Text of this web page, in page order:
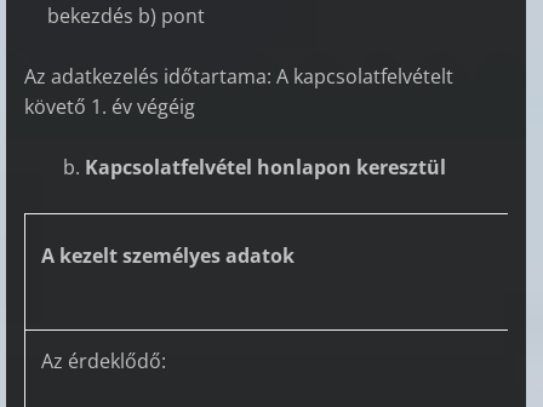
bekezdés b) pont
Az adatkezelés időtartama: A kapcsolatfelvételt
követő 1. év végéig
Kapcsolatfelvétel honlapon keresztül
A kezelt személyes adatok
Az érdeklődő: